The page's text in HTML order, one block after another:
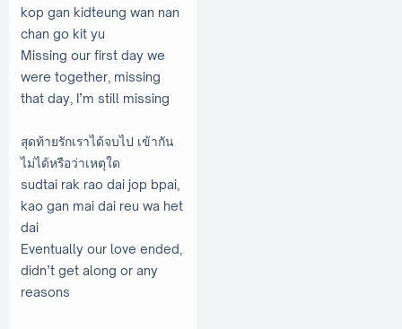
kop gan kidteung wan nan
chan go kit yu
Missing our first day we
were together, missing
that day, I’m still missing
สุดท้ายรักเราได้จบไป เข้ากัน
ไม่ได้หรือว่าเหตุใด
sudtai rak rao dai jop bpai,
kao gan mai dai reu wa het
dai
Eventually our love ended,
didn’t get along or any
reasons